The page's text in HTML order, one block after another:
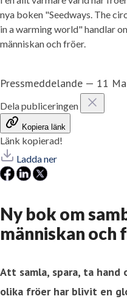
nya boken "Seedways. The
in a warming world" handlar
människan och fröer.
Pressmeddelande — 11
Dela publiceringen
Kopiera länk
Länk kopierad!
Ladda ner
Ny bok om
människan och
Att samla, spara, ta hand
olika fröer har blivit en